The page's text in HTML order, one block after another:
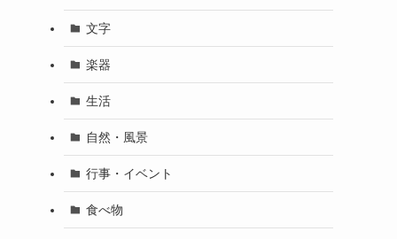
文字
楽器
生活
自然・風景
行事・イベント
食べ物